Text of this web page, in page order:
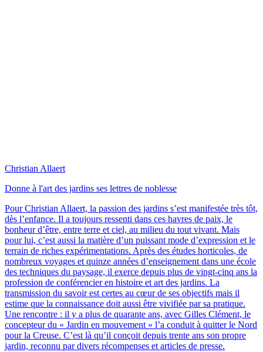
Christian Allaert
Donne à l'art des jardins ses lettres de noblesse
Pour Christian Allaert, la passion des jardins s’est manifestée très tôt,
dès l’enfance. Il a toujours ressenti dans ces havres de paix, le
bonheur d’être, entre terre et ciel, au milieu du tout vivant. Mais
pour lui, c’est aussi la matière d’un puissant mode d’expression et le
terrain de riches expérimentations. Après des études horticoles, de
nombreux voyages et quinze années d’enseignement dans une école
des techniques du paysage, il exerce depuis plus de vingt-cinq ans la
profession de conférencier en histoire et art des jardins. La
transmission du savoir est certes au cœur de ses objectifs mais il
estime que la connaissance doit aussi être vivifiée par sa pratique.
Une rencontre : il y a plus de quarante ans, avec Gilles Clément, le
concepteur du « Jardin en mouvement » l’a conduit à quitter le Nord
pour la Creuse. C’est là qu’il conçoit depuis trente ans son propre
jardin, reconnu par divers récompenses et articles de presse.